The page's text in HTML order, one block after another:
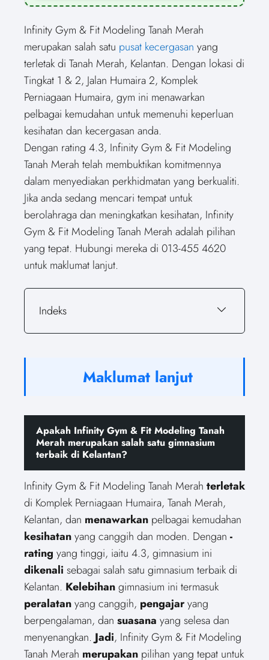
Infinity Gym & Fit Modeling Tanah Merah
merupakan salah satu pusat kecergasan yang
terletak di Tanah Merah, Kelantan. Dengan lokasi di
Tingkat 1 & 2, Jalan Humaira 2, Komplek
Perniagaan Humaira, gym ini menawarkan
pelbagai kemudahan untuk memenuhi keperluan
kesihatan dan kecergasan anda.
Dengan rating 4.3, Infinity Gym & Fit Modeling
Tanah Merah telah membuktikan komitmennya
dalam menyediakan perkhidmatan yang berkualiti.
Jika anda sedang mencari tempat untuk
berolahraga dan meningkatkan kesihatan, Infinity
Gym & Fit Modeling Tanah Merah adalah pilihan
yang tepat. Hubungi mereka di 013-455 4620
untuk maklumat lanjut.
Indeks
Maklumat lanjut
Apakah Infinity Gym & Fit Modeling Tanah
Merah merupakan salah satu gimnasium
terbaik di Kelantan?
Infinity Gym & Fit Modeling Tanah Merah terletak
di Komplek Perniagaan Humaira, Tanah Merah,
Kelantan, dan menawarkan pelbagai kemudahan
kesihatanyang canggih dan moden. Dengan -
rating yang tinggi, iaitu 4.3, gimnasium ini
dikenali sebagai salah satu gimnasium terbaik di
Kelantan. Kelebihangimnasium ini termasuk
peralatanyang canggih, pengajaryang
berpengalaman, dan suasana yang selesa dan
menyenangkan.Jadi, Infinity Gym & Fit Modeling
Tanah Merah merupakan pilihan yang tepat untuk